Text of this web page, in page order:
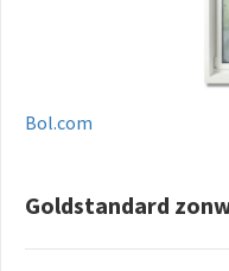
Bol.com
Goldstandard